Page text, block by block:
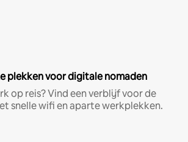
plekken voor digitale nomaden
op reis? Vind een verblijf voor de
snelle wifi en aparte werkplekken.